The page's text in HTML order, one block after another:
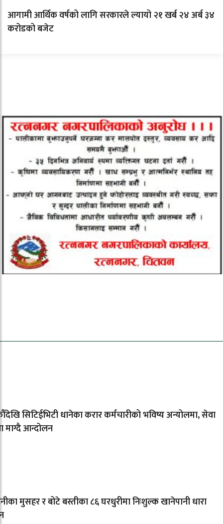
आगामी आर्थिक वर्षको लागि सरकारले ल्यायो २१ खर्ब २४ अर्ब ३४
करोडको बजेट
सिटिईभिटी धानेका करार कर्मचारीको भविष्य अन्योलमा, सेवा
माग्दै आन्दोलन
मुसहर र बोटे बस्तीका ८६ घरधुरीमा निःशुल्क खानेपानी धारा